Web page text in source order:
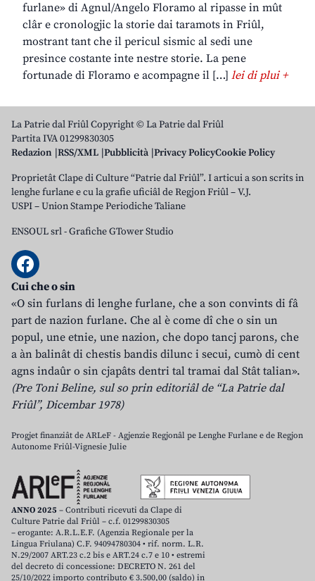
furlane» di Agnul/Angelo Floramo al ripasse in mût
clâr e cronologjic la storie dai taramots in Friûl,
mostrant tant che il pericul sismic al sedi une
presince costante inte nestre storie. La pene
fortunade di Floramo e acompagne il […] lei di plui +
La Patrie dal Friûl Copyright © La Patrie dal Friûl
Partita IVA 01299830305
Redazion RSS/XML Pubblicità Privacy PolicyCookie Policy
Proprietât Clape di Culture “Patrie dal Friûl”. I articui a son scrits in
lenghe furlane e cu la grafie uficiâl de Regjon Friûl – V.J.
USPI – Union Stampe Periodiche Taliane
ENSOUL srl-Grafiche GTower Studio
Cui che o sin
«O sin furlans di lenghe furlane, che a son convints di fâ
part de nazion furlane. Che al è come dî che o sin un
popul, une etnie, une nazion, che dopo tancj parons, che
a àn balinât di chestis bandis dilunc i secui, cumò di cent
agns indaûr o sin cjapâts dentri tal tramai dal Stât talian».
(Pre Toni Beline, sul so prin editoriâl de “La Patrie dal
Friûl”, Dicembar 1978)
Progjet finanziât de ARLeF - Agjenzie Regjonâl pe Lenghe Furlane e de Regjon
Autonome Friûl-Vignesie Julie
ANNO 2025 – Contributi ricevuti da Clape di
Culture Patrie dal Friûl – c.f. 01299830305
– erogante: A.R.L.E.F. (Agenzia Regionale per la
Lingua Friulana) C.F. 94094780304 • rif. norm. L.R.
N.29/2007 ART.23 c.2 bis e ART.24 c.7 e 10 • estremi
del decreto di concessione: DECRETO N. 261 del
25/10/2022 importo contributo € 3.500,00 (saldo) in